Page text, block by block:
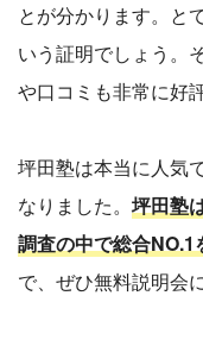
とが分かります。と
いう証明でしょう。
や口コミも非常に好
坪田塾は本当に人気
なりました。 坪田塾
調査の中で総合
で、ぜひ無料説明会